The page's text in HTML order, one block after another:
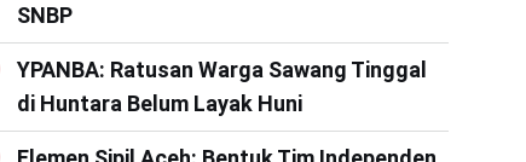
SNBP
YPANBA: Ratusan Warga Sawang Tinggal
di Huntara Belum Layak Huni